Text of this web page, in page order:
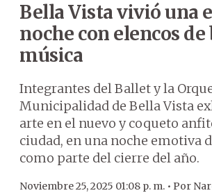
Bella Vista vivió una
noche con elencos
música
Integrantes del Ballet y la
Municipalidad de Bella Vista
arte en el nuevo y coqueto
ciudad, en una noche emotiva
como parte del cierre del año.
Noviembre 25, 2025 01:08 p. m. • Por